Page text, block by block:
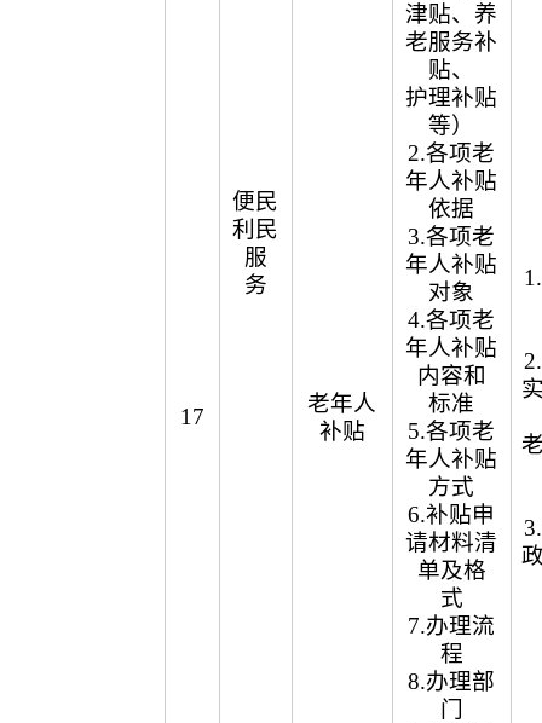
便民
利民
服
务
17
老年人
补贴
津贴、养
老服务补
贴、
护理补贴
等）
2.各项老
年人补贴
依据
3.各项老
年人补贴
对象
4.各项老
年人补贴
内容和
标准
5.各项老
年人补贴
方式
6.补贴申
请材料清
单及格
式
7.办理流
程
8.办理部
门